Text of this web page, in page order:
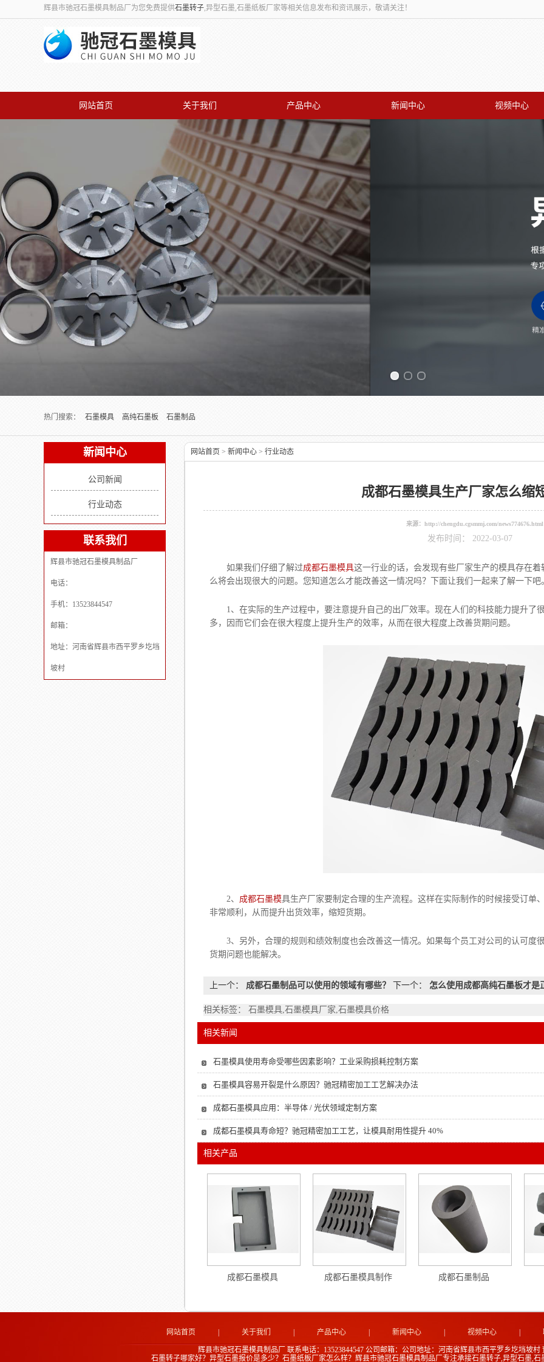
辉县市驰冠石墨模具制品厂为您免费提供石墨转子,异型石墨,石墨纸板厂家等相关信息发布和资讯展示，敬请关注！
网站首页 关于我们 产品中心 新闻中心 视频中心
热门搜索：
石墨模具 高纯石墨板 石墨制品
新闻中心
公司新闻
行业动态
联系我们
辉县市驰冠石墨模具制品厂
电话：
手机：13523844547
邮箱：
地址：河南省辉县市西平罗乡圪垱
坡村
网站首页 > 新闻中心 > 行业动态
成都石墨模具生产厂家怎么缩
来源： http://chengdu.cgsmmj.com/news774676.html
发布时间： 2022-03-07
如果我们仔细了解过成都石墨模具这一行业的话，会发现有些厂家生产的模具存在
么将会出现很大的问题。您知道怎么才能改善这一情况吗？下面让我们一起来了解一下吧
1、在实际的生产过程中，要注意提升自己的出厂效率。现在人们的科技能力提升了
多，因而它们会在很大程度上提升生产的效率，从而在很大程度上改善货期问题。
2、 成都石墨模具生产厂家要制定合理的生产流程。这样在实际制作的时候接受订单
非常顺利，从而提升出货效率，缩短货期。
3、另外，合理的规则和绩效制度也会改善这一情况。如果每个员工对公司的认可度
货期问题也能解决。
上一个： 成都石墨制品可以使用的领域有哪些？ 下一个： 怎么使用成都高纯石墨板才是
相关标签： 石墨模具,石墨模具厂家,石墨模具价格
相关新闻
石墨模具使用寿命受哪些因素影响？工业采购损耗控制方案
石墨模具容易开裂是什么原因？驰冠精密加工工艺解决办法
成都石墨模具应用：半导体 / 光伏领域定制方案
成都石墨模具寿命短？驰冠精密加工工艺，让模具耐用性提升 40%
相关产品
成都石墨模具 成都石墨模具制作 成都石墨制品
网站首页 关于我们 产品中心 新闻中心 视频中心
辉县市驰冠石墨模具制品厂 联系电话：13523844547 公司邮箱： 公司地址：河南省辉县市西平罗乡圪垱坡村
石墨转子哪家好？异型石墨报价是多少？石墨纸板厂家怎么样？辉县市驰冠石墨模具制品厂专注承接石墨转子,异型石墨,